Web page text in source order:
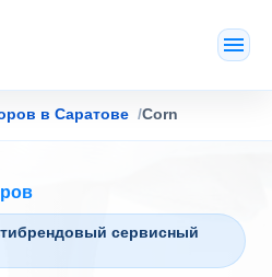
в Саратове Corn
сервисный